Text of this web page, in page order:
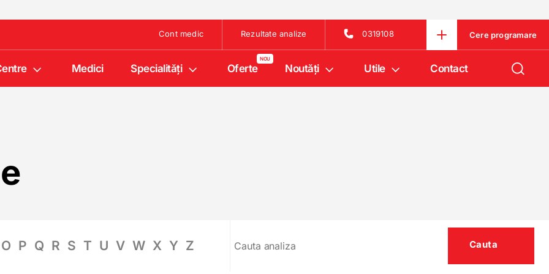
Cont medic Rezultate analize 0319108 Cere programare
Medici Specialități Oferte Noutăţi Utile Contact
O P Q R S T U V W X Y Z